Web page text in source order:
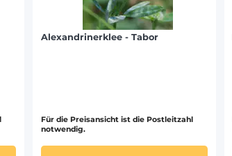
Alexandrinerklee - Tabor
Für die Preisansicht ist die Postleitzahl
notwendig.